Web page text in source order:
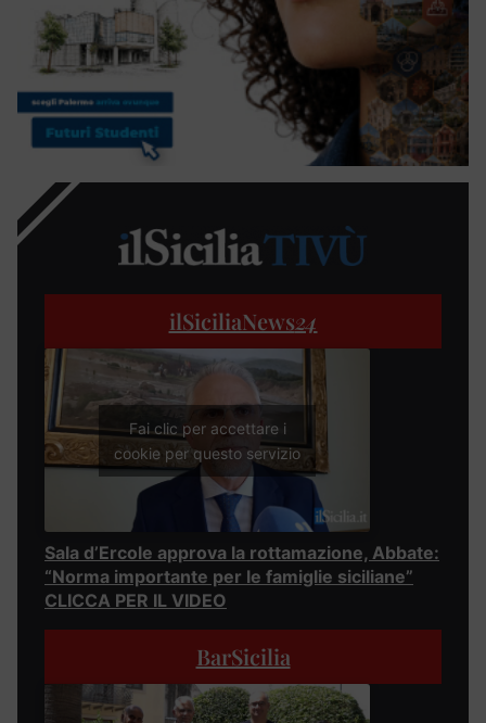
ilSiciliaNews24
Fai clic per accettare i
cookie per questo servizio
Sala d’Ercole approva la rottamazione, Abbate:
“Norma importante per le famiglie siciliane”
CLICCA PER IL VIDEO
BarSicilia